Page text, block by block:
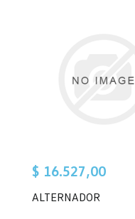
$ 16.527,00
ALTERNADOR